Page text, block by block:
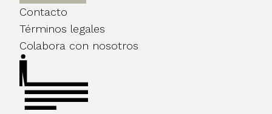
Contacto
Términos legales
Colabora con nosotros